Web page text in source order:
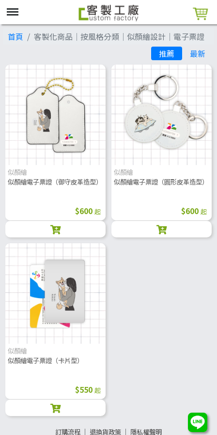
首頁
客製化商品│按風格分類│似顏繪設計│電子票證
推薦
最新
似顏繪
似顏繪電子票證（御守皮革造型）
$600 起
似顏繪
似顏繪電子票證（圓形皮革造型）
$600 起
似顏繪
似顏繪電子票證（卡片型）
$550 起
訂購流程 │ 退換貨政策 │ 隱私權聲明